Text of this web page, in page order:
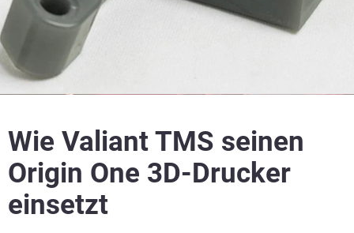
Wie Valiant TMS seinen
Origin One 3D-Drucker
einsetzt